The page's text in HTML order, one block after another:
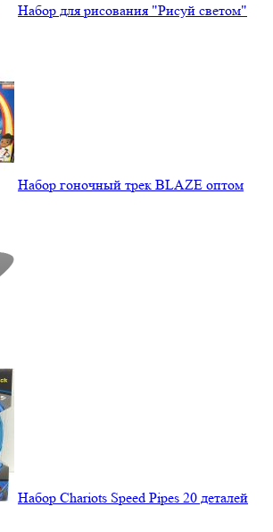
Набор для рисования "Рисуй светом"
Набор гоночный трек BLAZE оптом
Набор Chariots Speed Pipes 20 деталей